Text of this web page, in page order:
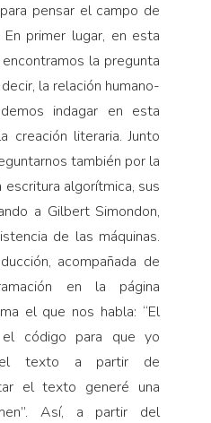
pensar el campo de
primer lugar, en esta
la pregunta
la relación humano-
indagar en esta
creación literaria. Junto
también por la
algorítmica, sus
a Gilbert Simondon,
de las máquinas.
acompañada de
en la página
el que nos habla: “El
el código para que yo
el texto a partir de
el texto generé una
Así, a partir del